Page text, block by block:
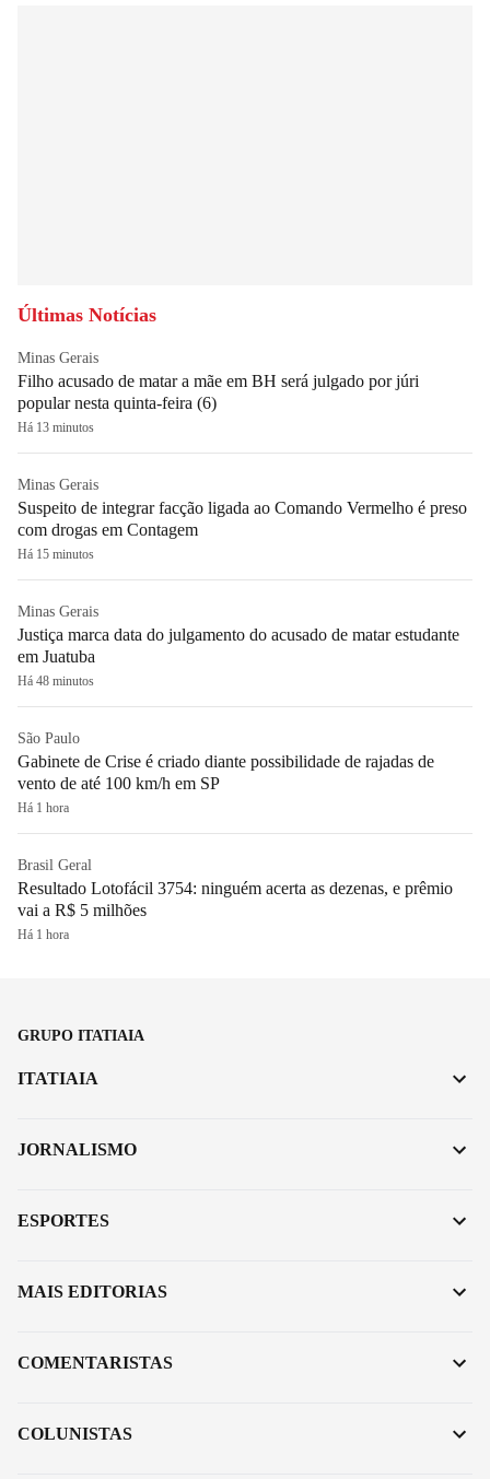
Últimas Notícias
Minas Gerais
Filho acusado de matar a mãe em BH será julgado por júri
popular nesta quinta-feira (6)
Há 13 minutos
Minas Gerais
Suspeito de integrar facção ligada ao Comando Vermelho é preso
com drogas em Contagem
Há 15 minutos
Minas Gerais
Justiça marca data do julgamento do acusado de matar estudante
em Juatuba
Há 48 minutos
São Paulo
Gabinete de Crise é criado diante possibilidade de rajadas de
vento de até 100 km/h em SP
Há 1 hora
Brasil Geral
Resultado Lotofácil 3754: ninguém acerta as dezenas, e prêmio
vai a R$ 5 milhões
Há 1 hora
GRUPO ITATIAIA
ITATIAIA
JORNALISMO
ESPORTES
MAIS EDITORIAS
COMENTARISTAS
COLUNISTAS